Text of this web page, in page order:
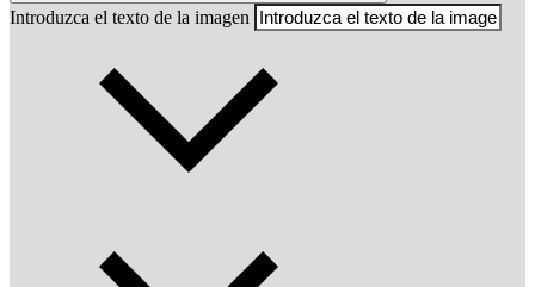
Introduzca el texto de la imagen